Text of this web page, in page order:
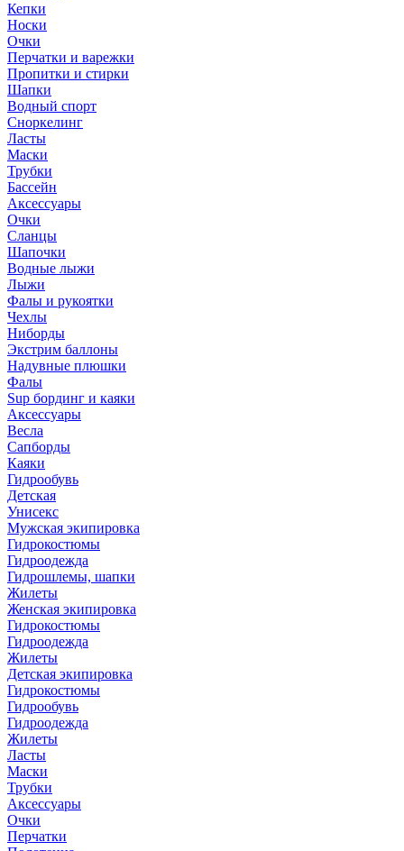
Кепки
Носки
Очки
Перчатки и варежки
Пропитки и стирки
Шапки
Водный спорт
Сноркелинг
Ласты
Маски
Трубки
Бассейн
Аксессуары
Очки
Сланцы
Шапочки
Водные лыжи
Лыжи
Фалы и рукоятки
Чехлы
Ниборды
Экстрим баллоны
Надувные плюшки
Фалы
Sup бординг и каяки
Аксессуары
Весла
Сапборды
Каяки
Гидрообувь
Детская
Унисекс
Мужская экипировка
Гидрокостюмы
Гидроодежда
Гидрошлемы, шапки
Жилеты
Женская экипировка
Гидрокостюмы
Гидроодежда
Жилеты
Детская экипировка
Гидрокостюмы
Гидрообувь
Гидроодежда
Жилеты
Ласты
Маски
Трубки
Аксессуары
Очки
Перчатки